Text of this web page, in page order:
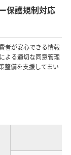
保護規制対応
者が安心できる情報
よる適切な同意管理
整備を支援してまい